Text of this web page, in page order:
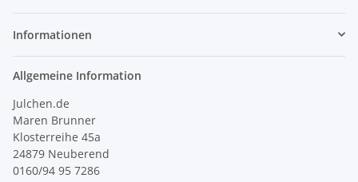
Informationen
Allgemeine Information
Julchen.de
Maren Brunner
Klosterreihe 45a
24879 Neuberend
0160/94 95 7286